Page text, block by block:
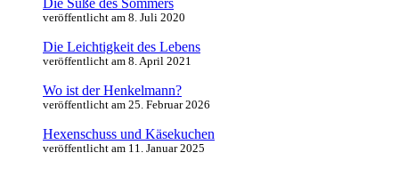
Die Süße des Sommers
veröffentlicht am 8. Juli 2020
Die Leichtigkeit des Lebens
veröffentlicht am 8. April 2021
Wo ist der Henkelmann?
veröffentlicht am 25. Februar 2026
Hexenschuss und Käsekuchen
veröffentlicht am 11. Januar 2025